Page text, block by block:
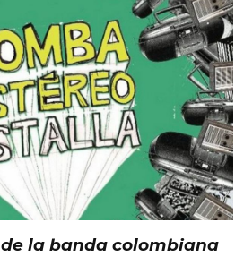
de la banda colombiana